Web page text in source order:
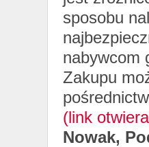
sposobu
nabywcom
Zakupu
(link
Nowak,